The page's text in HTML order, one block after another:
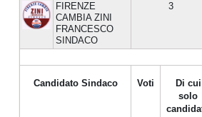
FIRENZE
CAMBIA ZINI
FRANCESCO
SINDACO
3
Candidato Sindaco Voti
Di cui
solo